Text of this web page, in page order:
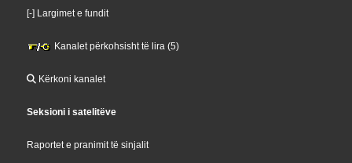
[-] Largimet e fundit
Kanalet përkohsisht të lira (5)
Kërkoni kanalet
Seksioni i satelitëve
Raportet e pranimit të sinjalit